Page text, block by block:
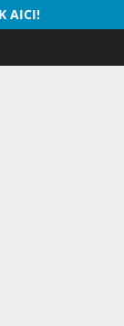
AICI!